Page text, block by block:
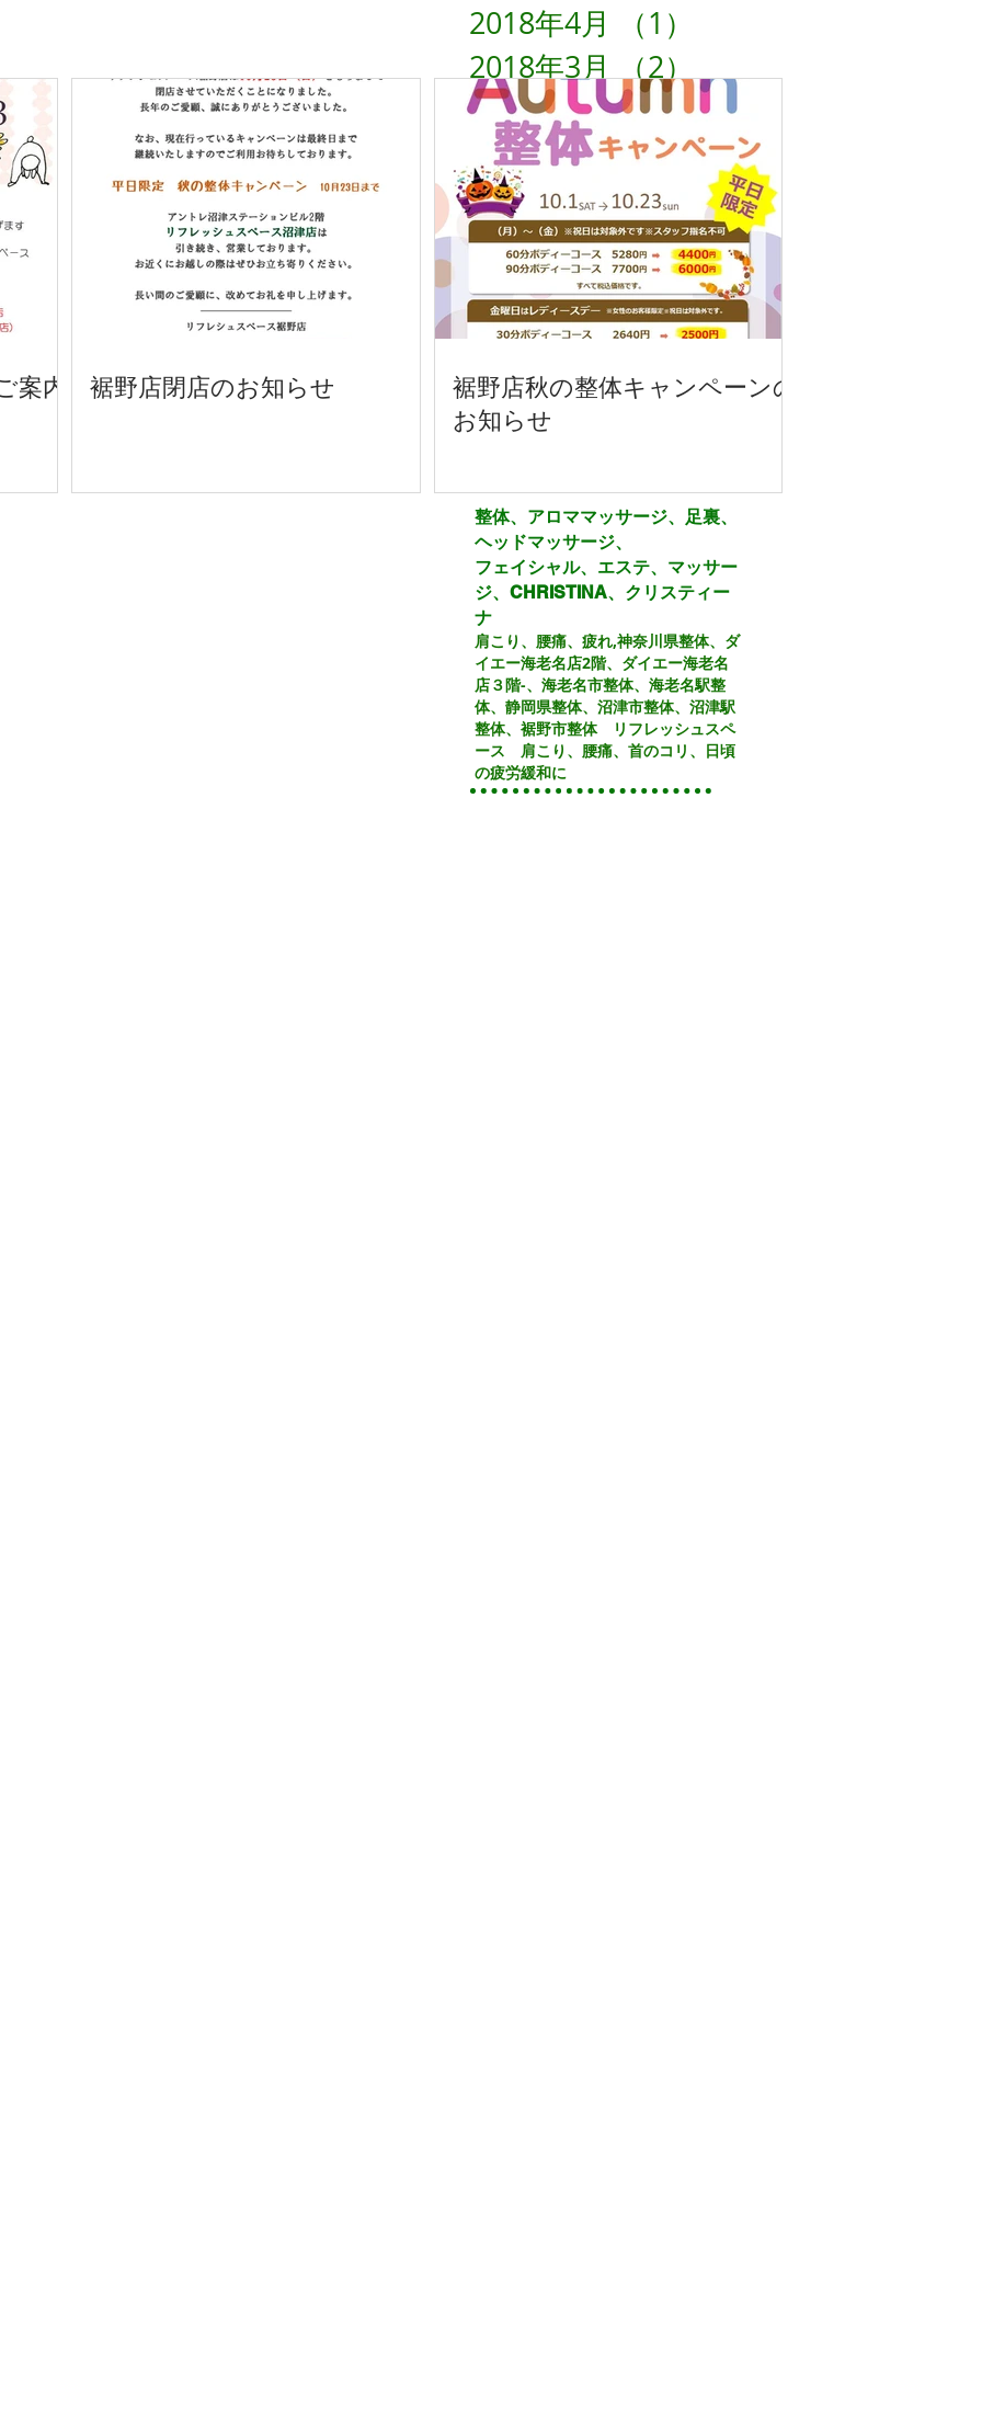
2018年4月
（1）
2018年3月
（2）
2018年1月（1）1件の記事
2017年11月 （4）4件の記事
2017年2月 （2）
2件の記事
2016年12月（5）5件の記事
案内 裾野店閉店のお知らせ
裾野店秋の整体キャンペーンの
お知らせ
Recent Posts
整体、アロママッサージ、足裏、
ヘッドマッサージ、
フェイシャル、エステ、マッサー
ジ、CHRISTINA、クリスティー
ナ
肩こり、腰痛、疲れ,神奈川県整体、ダ
イエー海老名店2階、ダイエー海老名
店３階-、 海老名市整体、海老名駅整
体、静岡県整体、沼津市整体、沼津駅
整体、裾野市整体 リフレッシュスペ
ース 肩こり、腰痛、首のコリ、日頃
の疲労緩和に